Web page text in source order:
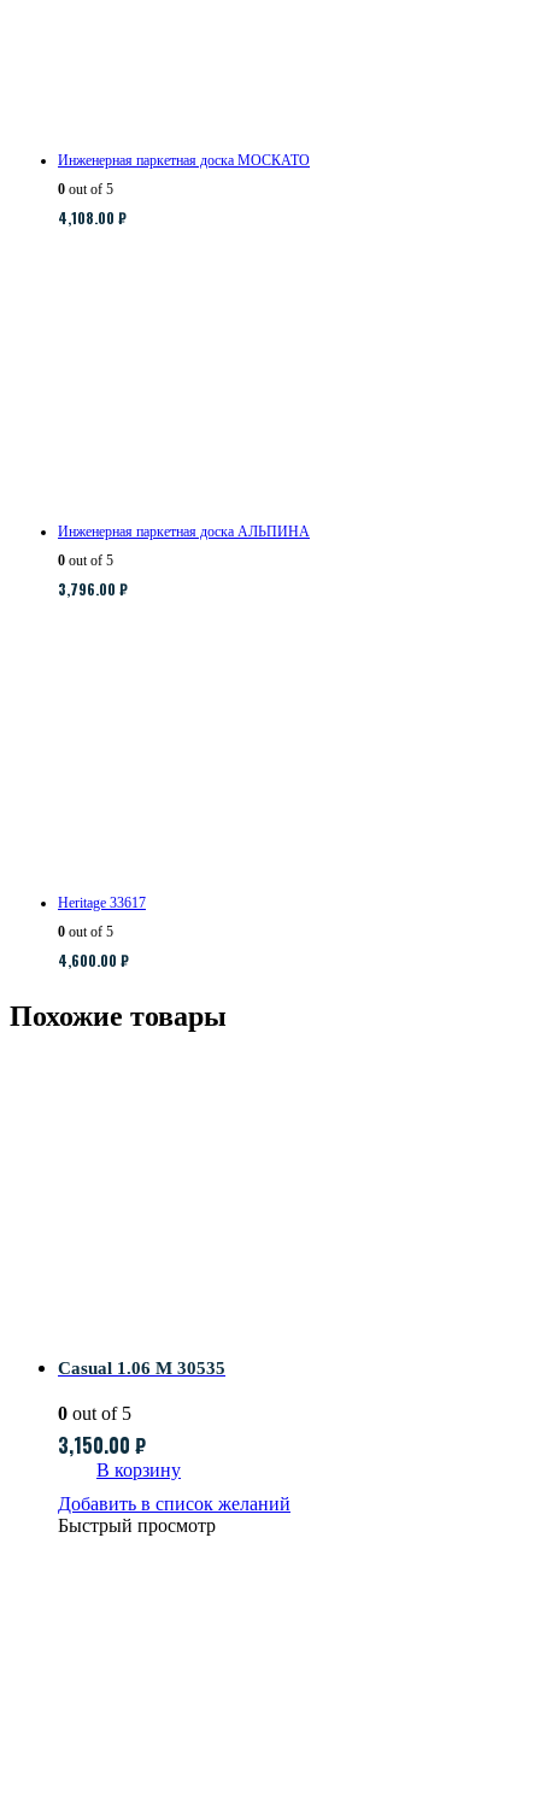
Инженерная паркетная доска МОСКАТО
0 out of 5
4,108.00 ₽
Инженерная паркетная доска АЛЬПИНА
0 out of 5
3,796.00 ₽
Heritage 33617
0 out of 5
4,600.00 ₽
Похожие товары
Casual 1.06 M 30535
0 out of 5
3,150.00 ₽
В корзину
Добавить в список желаний
Быстрый просмотр